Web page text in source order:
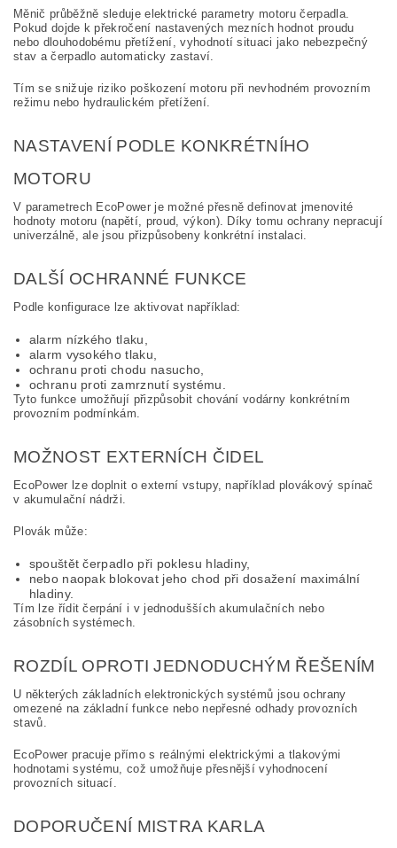
Měnič průběžně sleduje elektrické parametry motoru čerpadla.
Pokud dojde k překročení nastavených mezních hodnot proudu
nebo dlouhodobému přetížení, vyhodnotí situaci jako nebezpečný
stav a čerpadlo automaticky zastaví.
Tím se snižuje riziko poškození motoru při nevhodném provozním
režimu nebo hydraulickém přetížení.
NASTAVENÍ PODLE KONKRÉTNÍHO
MOTORU
V parametrech EcoPower je možné přesně definovat jmenovité
hodnoty motoru (napětí, proud, výkon). Díky tomu ochrany nepracují
univerzálně, ale jsou přizpůsobeny konkrétní instalaci.
DALŠÍ OCHRANNÉ FUNKCE
Podle konfigurace lze aktivovat například:
alarm nízkého tlaku,
alarm vysokého tlaku,
ochranu proti chodu nasucho,
ochranu proti zamrznutí systému.
Tyto funkce umožňují přizpůsobit chování vodárny konkrétním
provozním podmínkám.
MOŽNOST EXTERNÍCH ČIDEL
EcoPower lze doplnit o externí vstupy, například plovákový spínač
v akumulační nádrži.
Plovák může:
spouštět čerpadlo při poklesu hladiny,
nebo naopak blokovat jeho chod při dosažení maximální
hladiny.
Tím lze řídit čerpání i v jednodušších akumulačních nebo
zásobních systémech.
ROZDÍL OPROTI JEDNODUCHÝM ŘEŠENÍM
U některých základních elektronických systémů jsou ochrany
omezené na základní funkce nebo nepřesné odhady provozních
stavů.
EcoPower pracuje přímo s reálnými elektrickými a tlakovými
hodnotami systému, což umožňuje přesnější vyhodnocení
provozních situací.
DOPORUČENÍ MISTRA KARLA